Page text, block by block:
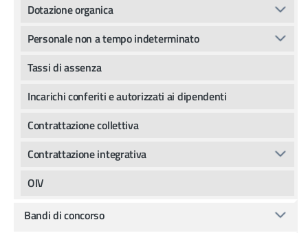
Dotazione organica
Personale non a tempo indeterminato
Tassi di assenza
Incarichi conferiti e autorizzati ai dipendenti
Contrattazione collettiva
Contrattazione integrativa
OIV
Bandi di concorso